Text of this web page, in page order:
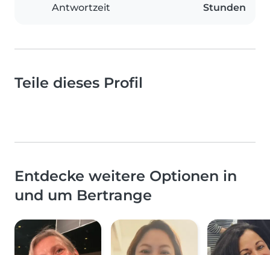
Antwortzeit
Stunden
Teile dieses Profil
Entdecke weitere Optionen in
und um Bertrange